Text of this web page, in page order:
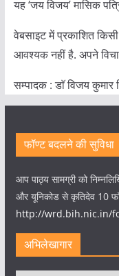
यह ‘जय विजय’ मासिक
वेबसाइट में प्रकाशित
आवश्यक नहीं है. अपने
सम्पादक : डाॅ विजय कुमार
फॉण्ट बदलने की सुविधा
आप पाठ्य सामग्री को
और यूनिकोड से कृतिदेव 10
http://wrd.bih.nic.in/
अभिलेखागार